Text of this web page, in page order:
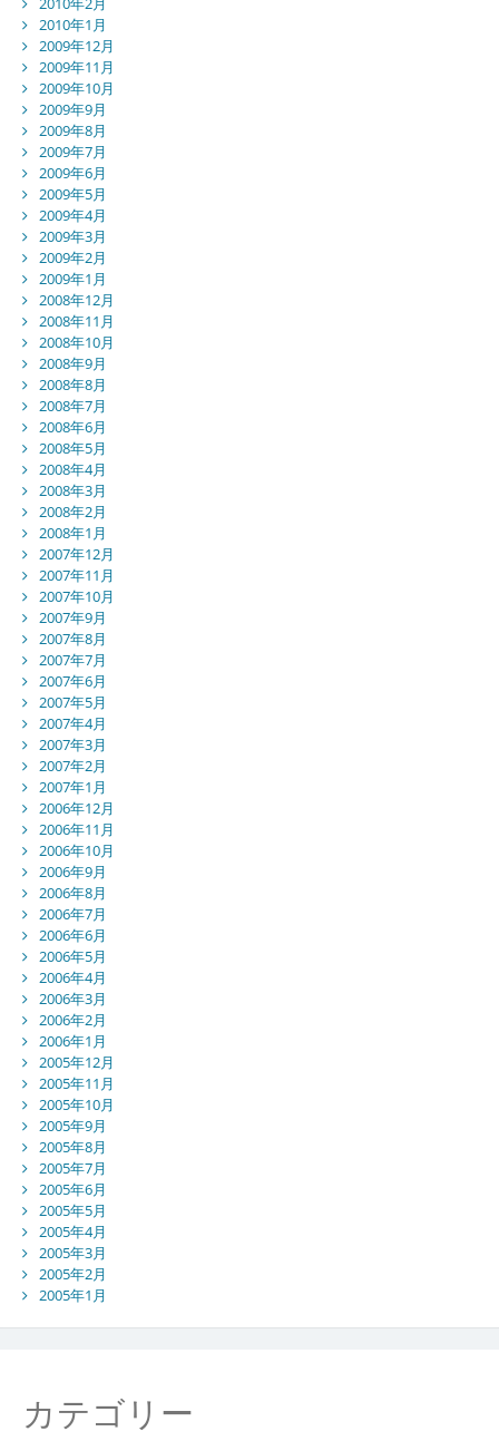
2010年1月
2009年12月
2009年11月
2009年10月
2009年9月
2009年8月
2009年7月
2009年6月
2009年5月
2009年4月
2009年3月
2009年2月
2009年1月
2008年12月
2008年11月
2008年10月
2008年9月
2008年8月
2008年7月
2008年6月
2008年5月
2008年4月
2008年3月
2008年2月
2008年1月
2007年12月
2007年11月
2007年10月
2007年9月
2007年8月
2007年7月
2007年6月
2007年5月
2007年4月
2007年3月
2007年2月
2007年1月
2006年12月
2006年11月
2006年10月
2006年9月
2006年8月
2006年7月
2006年6月
2006年5月
2006年4月
2006年3月
2006年2月
2006年1月
2005年12月
2005年11月
2005年10月
2005年9月
2005年8月
2005年7月
2005年6月
2005年5月
2005年4月
2005年3月
2005年2月
2005年1月
カテゴリー